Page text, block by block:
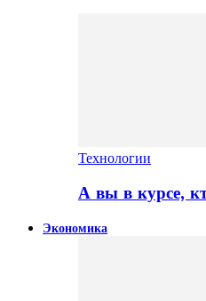
Технологии
А вы в курсе,
Экономика